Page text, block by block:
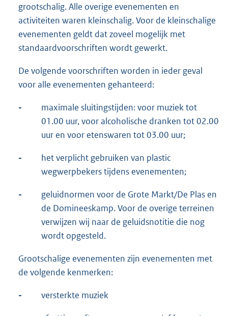
grootschalig. Alle overige evenementen en
activiteiten waren kleinschalig. Voor de kleinschalige
evenementen geldt dat zoveel mogelijk met
standaardvoorschriften wordt gewerkt.
De volgende voorschriften worden in ieder geval
voor alle evenementen gehanteerd:
-
maximale sluitingstijden: voor muziek tot
01.00 uur, voor alcoholische dranken tot 02.00
uur en voor etenswaren tot 03.00 uur;
-
het verplicht gebruiken van plastic
wegwerpbekers tijdens evenementen;
-
geluidnormen voor de Grote Markt/De Plas en
de Domineeskamp. Voor de overige terreinen
verwijzen wij naar de geluidsnotitie die nog
wordt opgesteld.
Grootschalige evenementen zijn evenementen met
de volgende kenmerken:
- versterkte muziek